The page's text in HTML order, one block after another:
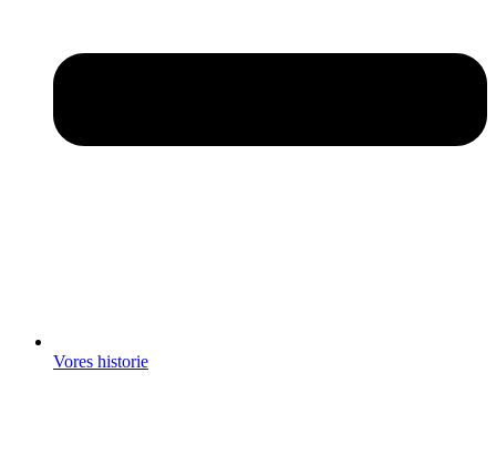
Vores historie